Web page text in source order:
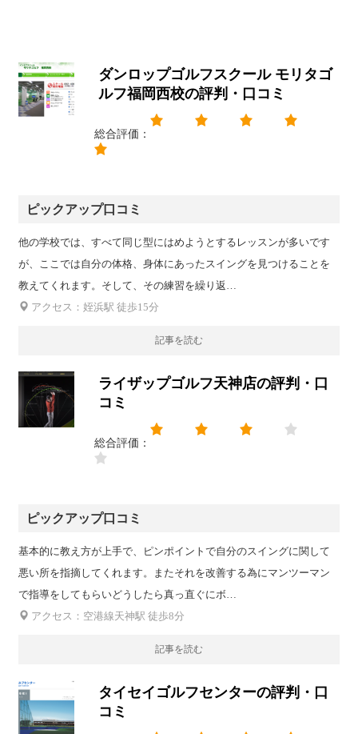
ダンロップゴルフスクール モリタゴ
ルフ福岡西校の評判・口コミ
総合評価：
ピックアップ口コミ
他の学校では、すべて同じ型にはめようとするレッスンが多いです
が、ここでは自分の体格、身体にあったスイングを見つけることを
教えてくれます。そして、その練習を繰り返…
アクセス：姪浜駅 徒歩15分
記事を読む
ライザップゴルフ天神店の評判・口
コミ
総合評価：
ピックアップ口コミ
基本的に教え方が上手で、ピンポイントで自分のスイングに関して
悪い所を指摘してくれます。またそれを改善する為にマンツーマン
で指導をしてもらいどうしたら真っ直ぐにボ…
アクセス：空港線天神駅 徒歩8分
記事を読む
タイセイゴルフセンターの評判・口
コミ